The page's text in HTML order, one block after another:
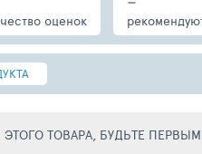
оценок
ТОВАРА, БУДЬТЕ